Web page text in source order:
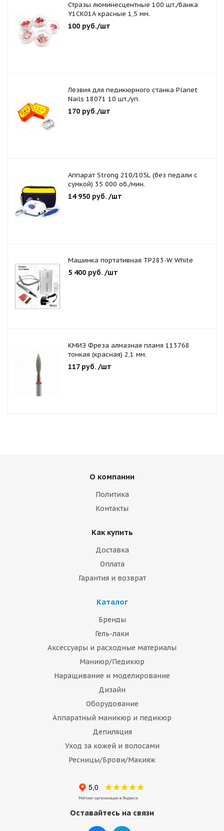
Стразы люминесцентные 100 шт./банка
Y1CK01A красные 1,5 мм.
100 руб./шт
Лезвия для педикюрного станка Planet
Nails 18071 10 шт./уп.
170 руб./шт
Аппарат Strong 210/105L (без педали с
сумкой) 35 000 об./мин.
14 950 руб. /шт
Машинка портативная TP283-W White
5 400 руб. /шт
КМИЗ Фреза алмазная пламя 113768
тонкая (красная) 2,1 мм.
117руб. /шт
О компании
Политика
Контакты
Как купить
Доставка
Оплата
Гарантия и возврат
Каталог
Бренды
Гель-лаки
Аксессуары и расходные материалы
Маниюр/Педикюр
Наращивание и моделирование
Дизайн
Оборудование
Аппаратный маникюр и педикюр
Депиляция
Уход за кожей и волосами
Ресницы/Брови/Макияж
Оставайтесь на связи